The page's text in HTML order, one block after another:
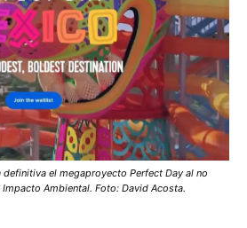
definitiva el megaproyecto Perfect Day al no
Ambiental. Foto: David Acosta.